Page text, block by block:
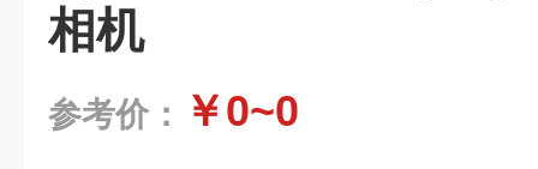
相机
参考价： ￥0~0